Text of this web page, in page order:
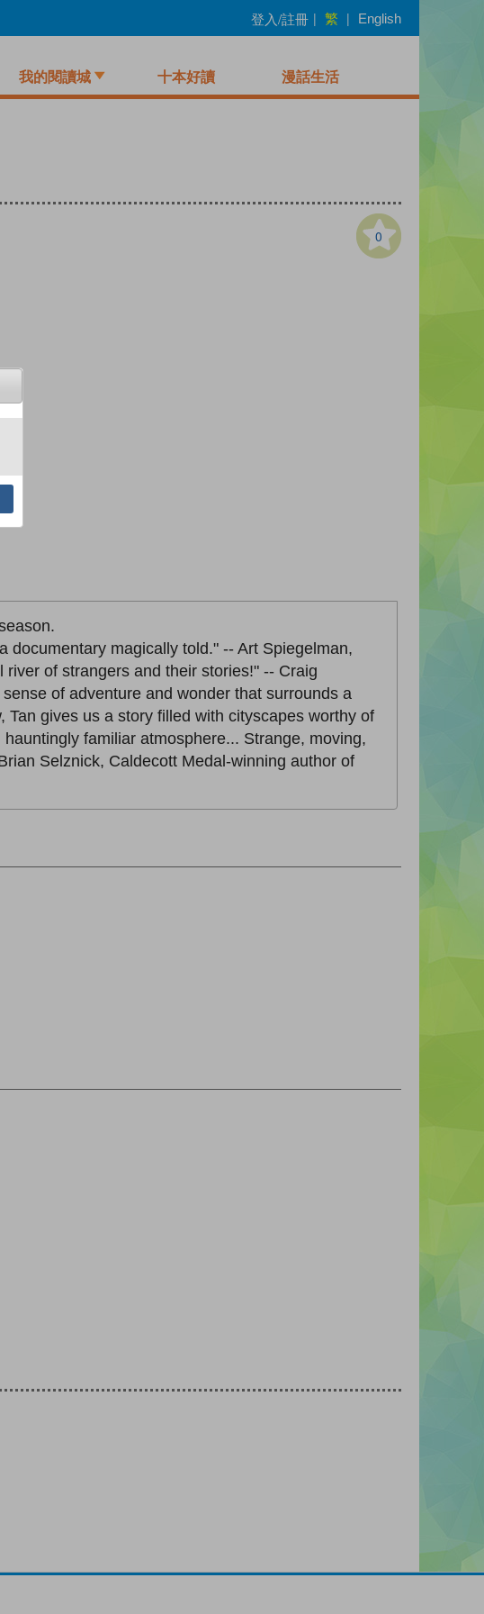
登入/註冊 | 繁 | English
我的閱讀城 十本好讀 漫話生活
0
documentary magically told." -- Art Spiegelman,
of strangers and their stories!" -- Craig
of adventure and wonder that surrounds a
gives us a story filled with cityscapes worthy of
familiar atmosphere... Strange, moving,
Selznick, Caldecott Medal-winning author of